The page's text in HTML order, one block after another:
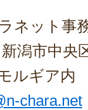
ネット事
潟市中央
ルギア内
chara.net